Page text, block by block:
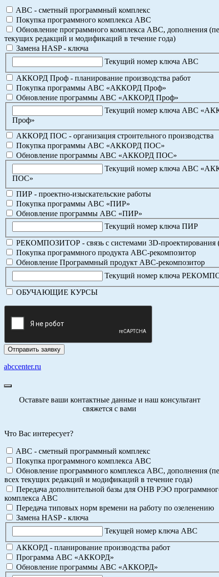
ABC - сметный программный комплекс
Покупка программного комплекса АВС
Обновление программного комплекса АВС, дополнения
текущих редакций и модификаций в течение года)
Замена HASP - ключа
Текущий номер ключа АВС
АККОРД Проф - планирование производства работ
Покупка программы АВС «АККОРД Проф»
Обновление программы АВС «АККОРД Проф»
Текущий номер ключа АВС
Проф»
АККОРД ПОС - организация строительного производства
Покупка программы АВС «АККОРД ПОС»
Обновление программы АВС «АККОРД ПОС»
Текущий номер ключа АВС
ПОС»
ПИР - проектно-изыскательские работы
Покупка программы АВС «ПИР»
Обновление программы АВС «ПИР»
Текущий номер ключа ПИР
РЕКОМПОЗИТОР - связь с системами 3D-проектирования
Покупка программного продукта АВС-рекомпозитор
Обновление Программный продукт АВС-рекомпозитор
Текущий номер ключа
ОБУЧАЮЩИЕ КУРСЫ
abccenter.ru
Оставьте ваши контактные данные и наш консультант
свяжется с вами
Что Вас интересует?
ABC - сметный программный комплекс
Покупка программного комплекса АВС
Обновление программного комплекса АВС, дополнения
всех текущих редакций и модификаций в течение года)
Передача дополнительной базы для ОНВ РЭО
комплекса АВС
Передача типовых норм времени на работу по озеленению
Замена HASP - ключа
Текущей номер ключа АВС
АККОРД - планирование производства работ
Программа АВС «АККОРД»
Обновление программы АВС «АККОРД»